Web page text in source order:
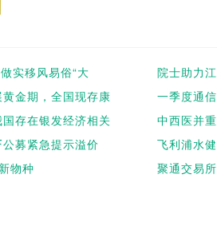
实移风易俗“大
院士助力
金期，全国现存康
一季度通
存在银发经济相关
中西医并
募紧急提示溢价
飞利浦水
物种
聚通交易